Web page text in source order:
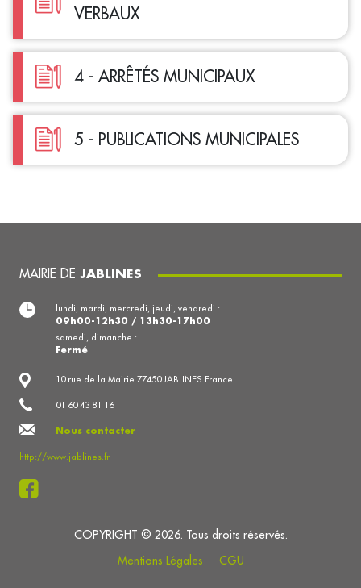
VERBAUX
4 - ARRÊTÉS MUNICIPAUX
5 - PUBLICATIONS MUNICIPALES
MAIRIE DE JABLINES
10 rue de la Mairie 77450 JABLINES France
01 60 43 81 16
Nous contacter
http://www.jablines.fr
lundi, mardi, mercredi, jeudi, vendredi :
09h00-12h30 / 13h30-17h00
samedi, dimanche :
Fermé
COPYRIGHT © 2026. Tous droits réservés.
Mentions Légales
CGU